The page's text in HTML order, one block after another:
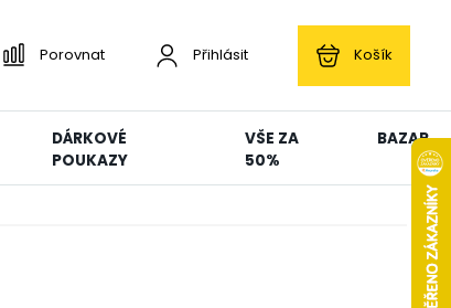
Porovnat Přihlásit Košík
DÁRKOVÉ
POUKAZY
VŠE ZA
50%
BAZAR